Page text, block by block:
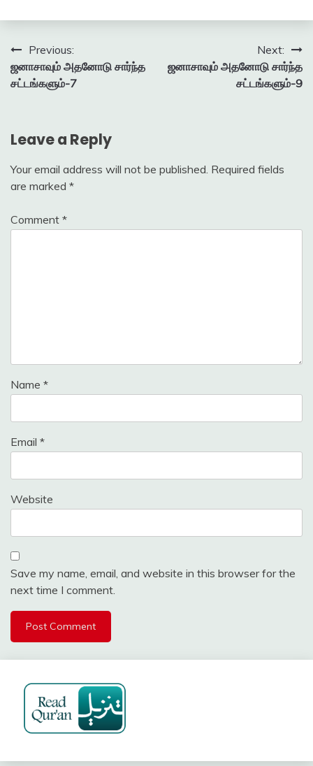
Post
navigation
Previous:
ஜனாசாவும் அதனோடு சார்ந்த
சட்டங்களும்-7
Next:
ஜனாசாவும் அதனோடு சார்ந்த
சட்டங்களும்-9
Leave a Reply
Your email address will not be published. Required fields
are marked *
Comment *
Name *
Email *
Website
Save my name, email, and website in this browser for the
next time I comment.